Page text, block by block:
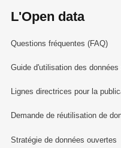
L'Open data
Questions fréquentes (FAQ)
Guide d'utilisation des données
Lignes directrices pour la
Demande de réutilisation de
Stratégie de données ouvertes